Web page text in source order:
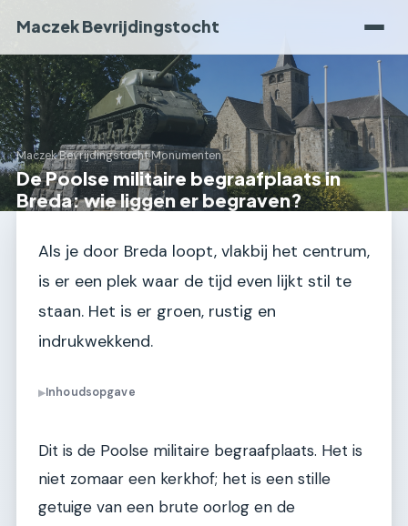
Maczek Bevrijdingstocht
Maczek Bevrijdingstocht›Monumenten
De Poolse militaire begraafplaats in
Breda: wie liggen er begraven?
Als je door Breda loopt, vlakbij het centrum,
is er een plek waar de tijd even lijkt stil te
staan. Het is er groen, rustig en
indrukwekkend.
▶Inhoudsopgave
Dit is de Poolse militaire begraafplaats. Het is
niet zomaar een kerkhof; het is een stille
getuige van een brute oorlog en de